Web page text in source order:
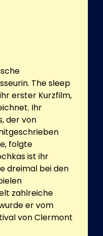
The sleep
erster Kurzfilm,
Ihr
der von
folgte
ist ihr
dreimal bei den
zahlreiche
er vom
von Clermont